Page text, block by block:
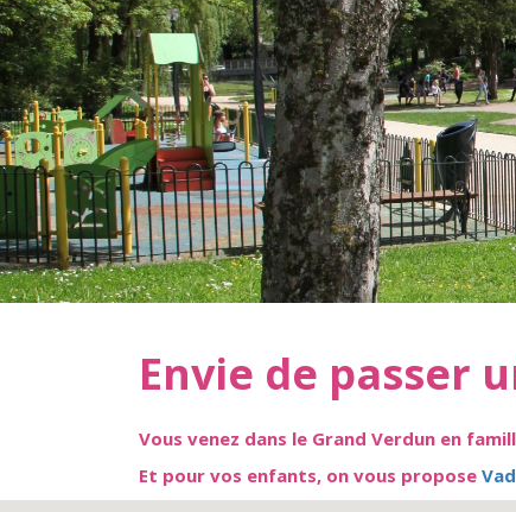
Envie de passer
Vous venez dans le Grand Verdun en
Et pour vos enfants, on vous propose